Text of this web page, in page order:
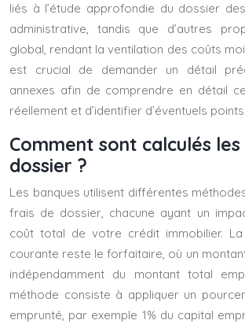
liés à l’étude approfondie du dossier
administrative, tandis que d’autres
global, rendant la ventilation des coûts
est crucial de demander un détail
annexes afin de comprendre en détail
réellement et d’identifier d’éventuels
Comment sont calculés
dossier ?
Les banques utilisent différentes
frais de dossier, chacune ayant un
coût total de votre crédit immobilier.
courante reste le forfaitaire, où un
indépendamment du montant total
méthode consiste à appliquer un
emprunté, par exemple 1% du capital